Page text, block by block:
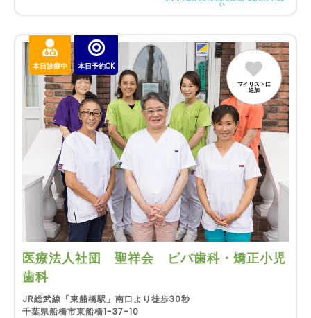
い
本日診療中 本日予約OK
医療法人社団 聖祥会 ビバ歯科・矯正小児
歯科
マイリストに
追加
JR総武線「東船橋駅」南口より徒歩30秒
千葉県船橋市東船橋1-37-10